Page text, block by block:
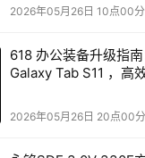
一位与会者问
Girouard显得很不满
不适用于我们。我们
看到别人有办法让
2026年05月26日 10点00分
618 办公装备升级指
Galaxy Tab S11 ，高
2026年05月26日 20点00分